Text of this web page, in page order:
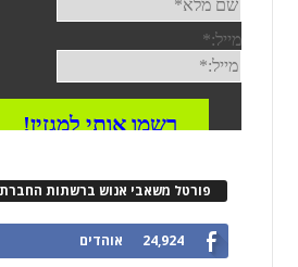
פורטל משאבי אנוש ברשתות
24,924 אוהדים